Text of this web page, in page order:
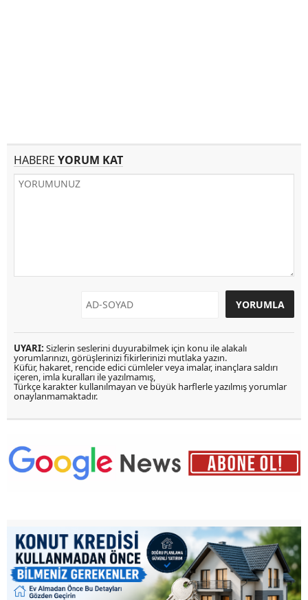
HABERE YORUM KAT
UYARI: Sizlerin seslerini duyurabilmek için konu ile alakalı
yorumlarınızı, görüşlerinizi fikirlerinizi mutlaka yazın.
Küfür, hakaret, rencide edici cümleler veya imalar, inançlara saldırı
içeren, imla kuralları ile yazılmamış,
Türkçe karakter kullanılmayan ve büyük harflerle yazılmış yorumlar
onaylanmamaktadır.